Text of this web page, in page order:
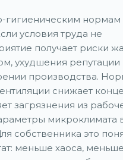
гигиеническим
условия труда не
получает риски
ухудшения репутации
производства.
снижает
загрязнения из
микроклимата
собственника это
меньше хаоса,